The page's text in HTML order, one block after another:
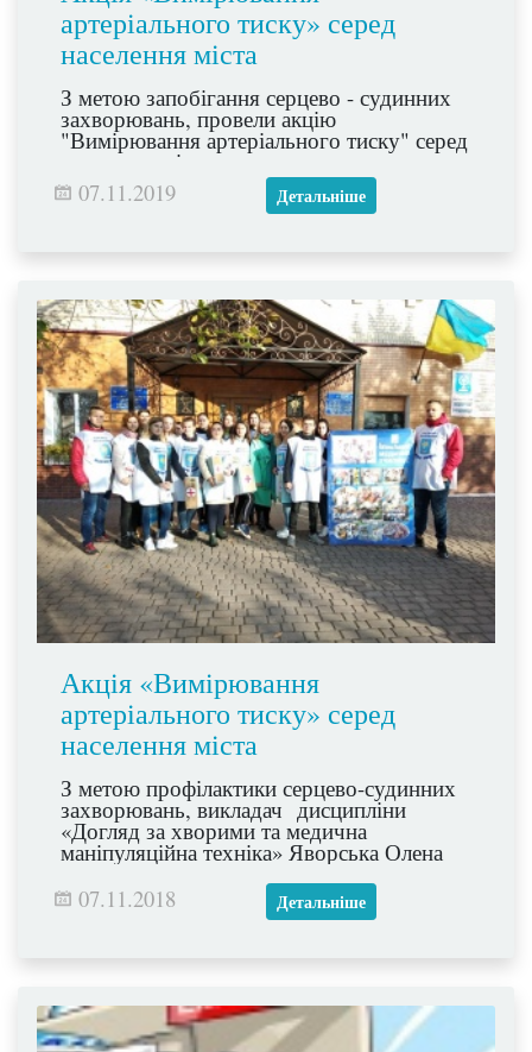
артеріального тиску» серед
населення міста
З метою запобігання серцево - судинних
захворювань, провели акцію
"Вимірювання артеріального тиску" серед
населення міста.
07.11.2019
Детальніше
Акція «Вимірювання
артеріального тиску» серед
населення міста
З метою профілактики серцево-судинних
захворювань, викладач дисципліни
«Догляд за хворими та медична
маніпуляційна техніка» Яворська Олена
Іванівна зі студентами ІІ курсу відділення
«Лікувальна справа» групи «А» та
куратором Мазур Т.І провели акцію
07.11.2018 Детальніше